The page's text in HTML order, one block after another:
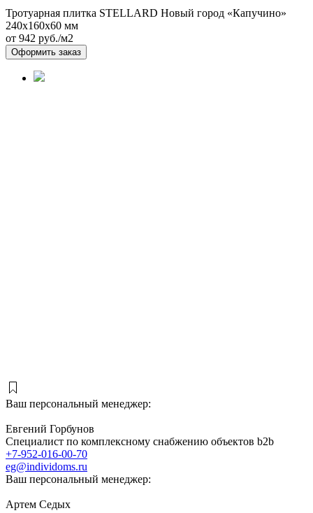
Тротуарная плитка STELLARD Новый город «Капучино»
240х160х60 мм
от 942 руб./м2
Оформить заказ
Ваш персональный менеджер:
Евгений Горбунов
Специалист по комплексному снабжению объектов b2b
+7-952-016-00-70
eg@individoms.ru
Ваш персональный менеджер:
Артем Седых